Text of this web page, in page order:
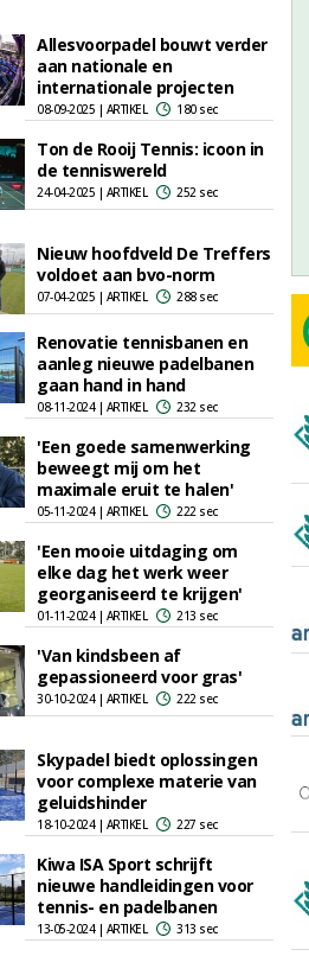
Allesvoorpadel bouwt verder
aan nationale en
internationale projecten
08-09-2025 | ARTIKEL 180 sec
Ton de Rooij Tennis: icoon in
de tenniswereld
24-04-2025 | ARTIKEL 252 sec
Nieuw hoofdveld De Treffers
voldoet aan bvo-norm
07-04-2025 | ARTIKEL 288 sec
Renovatie tennisbanen en
aanleg nieuwe padelbanen
gaan hand in hand
08-11-2024 | ARTIKEL 232 sec
'Een goede samenwerking
beweegt mij om het
maximale eruit te halen'
05-11-2024 | ARTIKEL 222 sec
'Een mooie uitdaging om
elke dag het werk weer
georganiseerd te krijgen'
01-11-2024 | ARTIKEL 213 sec
'Van kindsbeen af
gepassioneerd voor gras'
30-10-2024 | ARTIKEL 222 sec
Skypadel biedt oplossingen
voor complexe materie van
geluidshinder
18-10-2024 | ARTIKEL 227 sec
Kiwa ISA Sport schrijft
nieuwe handleidingen voor
tennis- en padelbanen
13-05-2024 | ARTIKEL 313 sec